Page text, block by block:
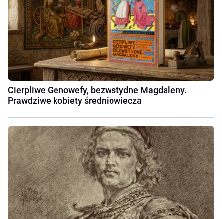
Cierpliwe Genowefy, bezwstydne Magdaleny.
Prawdziwe kobiety średniowiecza